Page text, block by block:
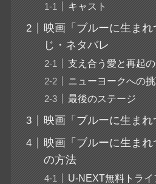
キャスト
映画「ブルーに生ま
じ・ネタバレ
支え合う愛と再起
ニューヨークへの
最後のステージ
映画「ブルーに生ま
映画「ブルーに生ま
の方法
U-NEXT無料トラ